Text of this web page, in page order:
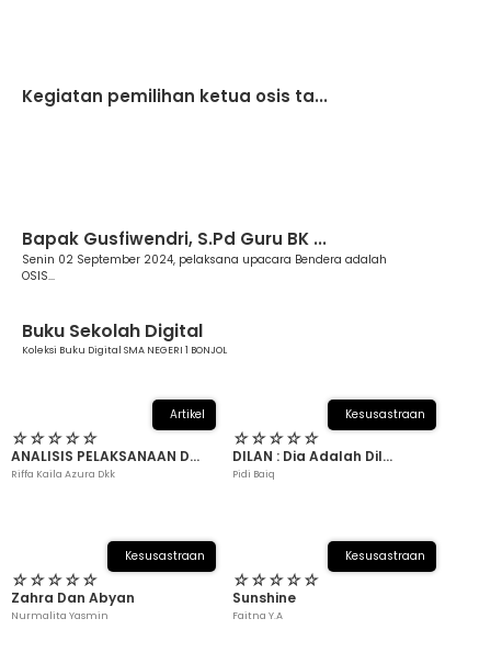
Kegiatan pemilihan ketua osis ta...
Bapak Gusfiwendri, S.Pd Guru BK ...
Senin 02 September 2024, pelaksana upacara Bendera adalah
OSIS...
Buku Sekolah Digital
Koleksi Buku Digital SMA NEGERI 1 BONJOL
Artikel
☆☆☆☆☆
ANALISIS PELAKSANAAN D...
Riffa Kaila Azura Dkk
Kesusastraan
☆☆☆☆☆
DILAN : Dia Adalah Dil...
Pidi Baiq
Kesusastraan
☆☆☆☆☆
Zahra Dan Abyan
Nurmalita Yasmin
Kesusastraan
☆☆☆☆☆
Sunshine
Faitna Y.A